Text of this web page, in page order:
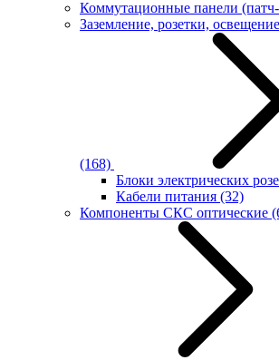
Коммутационные панели
Заземление, розетки,
(168)
Блоки электрических
Кабели питания (32)
Компоненты СКС оптические